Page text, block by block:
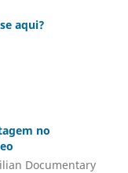
aqui?
no
Documentary